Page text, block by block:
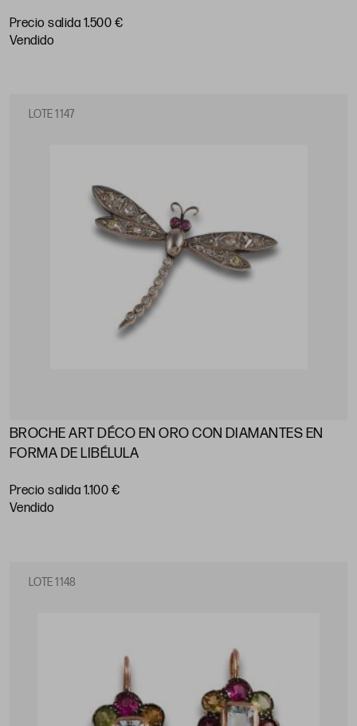
Precio salida 1.500 €
vendido
LOTE 1147
BROCHE ART DÉCO EN ORO CON DIAMANTES EN
FORMA DE LIBÉLULA
Precio salida 1.100 €
vendido
LOTE 1148